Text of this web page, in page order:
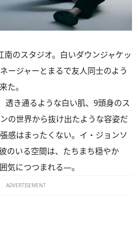
のスタジオ。白いダウンジャケッ
ージャーとまるで友人同士のよう
た。
透き通るような白い肌、9頭身のス
の世界から抜け出たような容姿だ
感はまったくない。イ・ジョンソ
のいる空間は、たちまち穏やか
気につつまれる―。
ADVERTISEMENT